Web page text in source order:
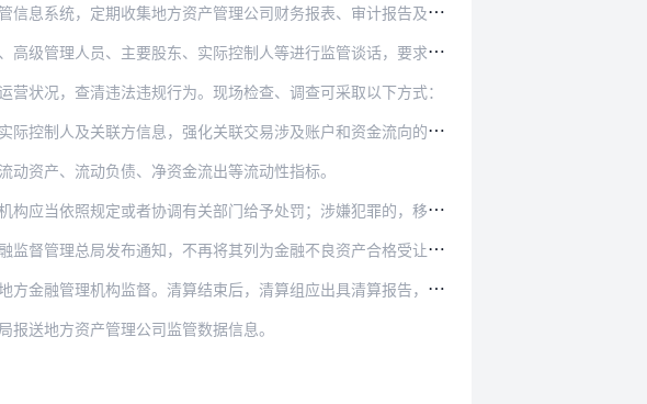
资产管理公司财务报表、审计报告及经营管理资料等，分析和评估地方资产管…
、实际控制人等进行监管谈话，要求其就业务活动和风险管理等事项作出说明…
状况，查清违法违规行为。现场检查、调查可采取以下方式：
信息，强化关联交易涉及账户和资金流向的穿透监管。重点关注以下情形：
资产、流动负债、净资金流出等流动性指标。
规定或者协调有关部门给予处罚；涉嫌犯罪的，移交公安机关查处。
管理总局发布通知，不再将其列为金融不良资产合格受让对象：
算结束后，清算组应出具清算报告，编制清算期间收支报表，连同审计报告等…
送地方资产管理公司监管数据信息。